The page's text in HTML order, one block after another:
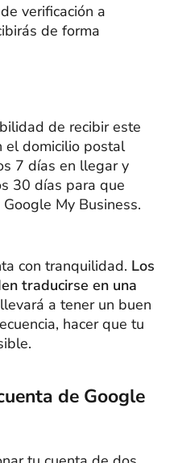
verificación a
de forma
de recibir este
el domicilio postal
7 días en llegar y
30 días para que
My Business.
con tranquilidad. Los
traducirse en una
a tener un buen
hacer que tu
de Google